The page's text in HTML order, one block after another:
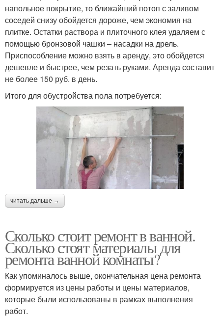
напольное покрытие, то ближайший потоп с заливом
соседей снизу обойдется дороже, чем экономия на
плитке. Остатки раствора и плиточного клея удаляем с
помощью бронзовой чашки – насадки на дрель.
Приспособление можно взять в аренду, это обойдется
дешевле и быстрее, чем резать руками. Аренда составит
не более 150 руб. в день.
Итого для обустройства пола потребуется:
читать дальше →
Сколько стоит ремонт в ванной.
Сколько стоят материалы для
ремонта ванной комнаты?
Как упоминалось выше, окончательная цена ремонта
формируется из цены работы и цены материалов,
которые были использованы в рамках выполнения
работ.